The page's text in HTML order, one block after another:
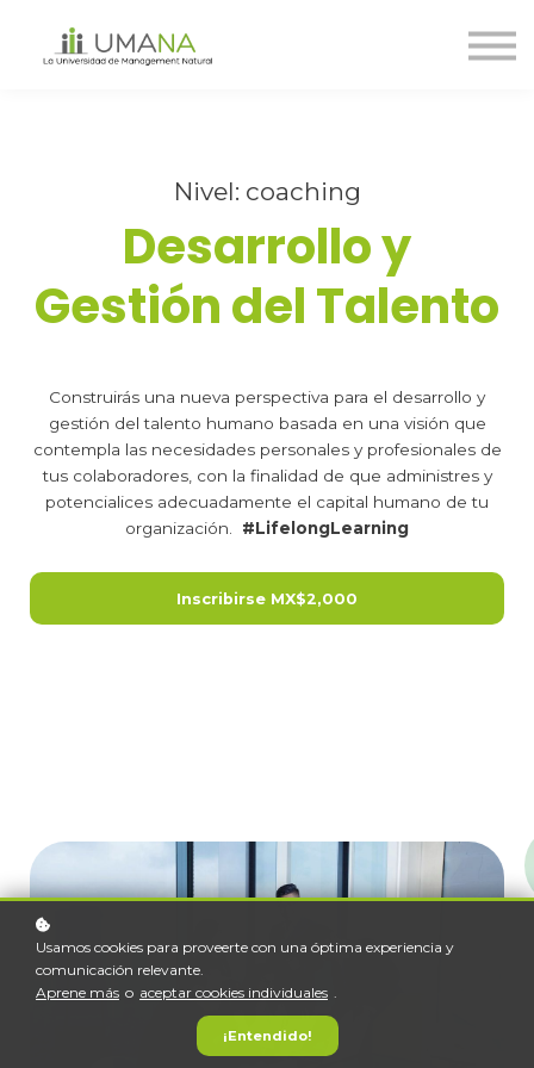
Nosotros
Registro
Nivel: coaching
Desarrollo y
Gestión del Talento
Construirás una nueva perspectiva para el desarrollo y
gestión del talento humano basada en una visión que
contempla las necesidades personales y profesionales de
tus colaboradores, con la finalidad de que administres y
potencialices adecuadamente el capital humano de tu
organización. #LifelongLearning
Inscribirse MX$2,000
Usamos cookies para proveerte con una óptima experiencia y
comunicación relevante.
Aprene más o aceptar cookies individuales .
¡Entendido!